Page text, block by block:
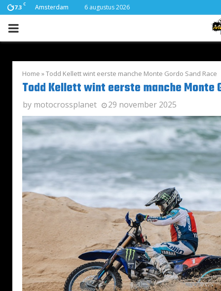
17.3 C Amsterdam 6 augustus 2026
PRIMARY
Home »Todd Kellett wint eerste manche Monte Gordo Sand Race
Todd Kellett wint eerste manche Monte
by motocrossplanet 29 november 2025